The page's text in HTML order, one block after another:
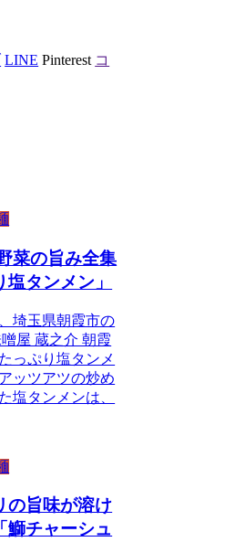
LINE Pinterest コ
菜の旨み全集
タンメン」
埼玉県朝霞市の
屋 蔵之介 朝霞
っぷり塩タンメ
ッツアツの炒め
塩タンメンは、
の旨味が溶け
鰤チャーシュ